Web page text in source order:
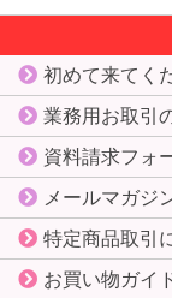
初めて来てく
業務用お取引
資料請求フォ
メールマガジ
特定商品取引
お買い物ガイ